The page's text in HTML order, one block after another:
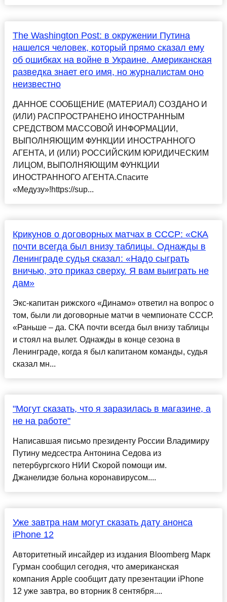
The Washington Post: в окружении Путина
нашелся человек, который прямо сказал ему
об ошибках на войне в Украине. Американская
разведка знает его имя, но журналистам оно
неизвестно
ДАННОЕ СООБЩЕНИЕ (МАТЕРИАЛ) СОЗДАНО И
(ИЛИ) РАСПРОСТРАНЕНО ИНОСТРАННЫМ
СРЕДСТВОМ МАССОВОЙ ИНФОРМАЦИИ,
ВЫПОЛНЯЮЩИМ ФУНКЦИИ ИНОСТРАННОГО
АГЕНТА, И (ИЛИ) РОССИЙСКИМ ЮРИДИЧЕСКИМ
ЛИЦОМ, ВЫПОЛНЯЮЩИМ ФУНКЦИИ
ИНОСТРАННОГО АГЕНТА.Спасите
«Медузу»!https://sup...
Крикунов о договорных матчах в СССР: «СКА
почти всегда был внизу таблицы. Однажды в
Ленинграде судья сказал: «Надо сыграть
вничью, это приказ сверху. Я вам выиграть не
дам»
Экс-капитан рижского «Динамо» ответил на вопрос о
том, были ли договорные матчи в чемпионате СССР.
«Раньше – да. СКА почти всегда был внизу таблицы
и стоял на вылет. Однажды в конце сезона в
Ленинграде, когда я был капитаном команды, судья
сказал мн...
"Могут сказать, что я заразилась в магазине, а
не на работе"
Написавшая письмо президенту России Владимиру
Путину медсестра Антонина Седова из
петербургского НИИ Скорой помощи им.
Джанелидзе больна коронавирусом....
Уже завтра нам могут сказать дату анонса
iPhone 12
Авторитетный инсайдер из издания Bloomberg Марк
Гурман сообщил сегодня, что американская
компания Apple сообщит дату презентации iPhone
12 уже завтра, во вторник 8 сентября....